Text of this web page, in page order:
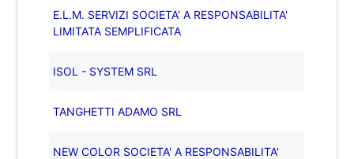
E.L.M. SERVIZI SOCIETA' A RESPONSABILITA'
LIMITATA SEMPLIFICATA
ISOL - SYSTEM SRL
TANGHETTI ADAMO SRL
NEW COLOR SOCIETA' A RESPONSABILITA'